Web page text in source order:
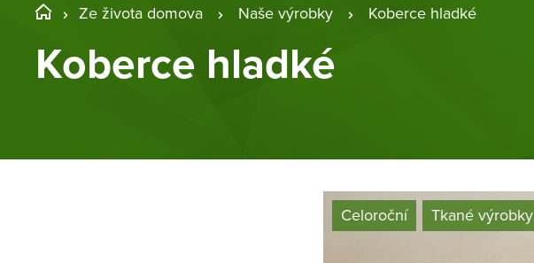
Ze života domova Naše výrobky Koberce hladké
Koberce hladké
Celoroční Tkané výrobky